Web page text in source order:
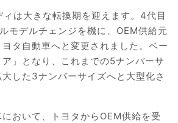
は大きな転換期を迎えます。4代目
モデルチェンジを機に、OEM供給元
タ自動車へと変更されました。ベー
」となり、これまでの5ナンバーサ
した3ナンバーサイズへと大型化さ
おいて、トヨタからOEM供給を受